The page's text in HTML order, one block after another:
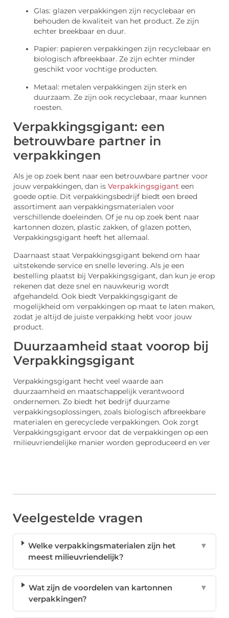
Glas: glazen verpakkingen zijn recyclebaar en
behouden de kwaliteit van het product. Ze zijn
echter breekbaar en duur.
Papier: papieren verpakkingen zijn recyclebaar en
biologisch afbreekbaar. Ze zijn echter minder
geschikt voor vochtige producten.
Metaal: metalen verpakkingen zijn sterk en
duurzaam. Ze zijn ook recyclebaar, maar kunnen
roesten.
Verpakkingsgigant: een
betrouwbare partner in
verpakkingen
Als je op zoek bent naar een betrouwbare partner voor
jouw verpakkingen, dan is Verpakkingsgigant een
goede optie. Dit verpakkingsbedrijf biedt een breed
assortiment aan verpakkingsmaterialen voor
verschillende doeleinden. Of je nu op zoek bent naar
kartonnen dozen, plastic zakken, of glazen potten,
Verpakkingsgigant heeft het allemaal.
Daarnaast staat Verpakkingsgigant bekend om haar
uitstekende service en snelle levering. Als je een
bestelling plaatst bij Verpakkingsgigant, dan kun je erop
rekenen dat deze snel en nauwkeurig wordt
afgehandeld. Ook biedt Verpakkingsgigant de
mogelijkheid om verpakkingen op maat te laten maken,
zodat je altijd de juiste verpakking hebt voor jouw
product.
Duurzaamheid staat voorop bij
Verpakkingsgigant
Verpakkingsgigant hecht veel waarde aan
duurzaamheid en maatschappelijk verantwoord
ondernemen. Zo biedt het bedrijf duurzame
verpakkingsoplossingen, zoals biologisch afbreekbare
materialen en gerecyclede verpakkingen. Ook zorgt
Verpakkingsgigant ervoor dat de verpakkingen op een
milieuvriendelijke manier worden geproduceerd en ver
Veelgestelde vragen
Welke verpakkingsmaterialen zijn het
meest milieuvriendelijk?
▼
Wat zijn de voordelen van kartonnen
verpakkingen?
▼